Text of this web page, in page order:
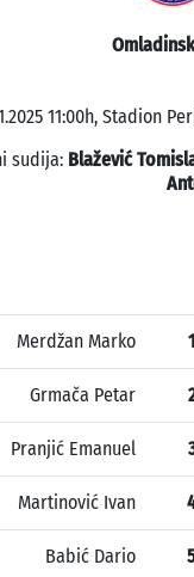
11:00h, Stadion
sudija: Blažević
Merdžan Marko 1
Grmača Petar
Pranjić Emanuel
Martinović Ivan
Babić Dario